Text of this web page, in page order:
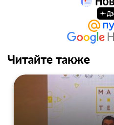
Читайте также